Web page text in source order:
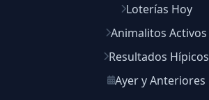
Loterías Hoy
Animalitos Activos
Resultados Hípicos
Ayer y Anteriores